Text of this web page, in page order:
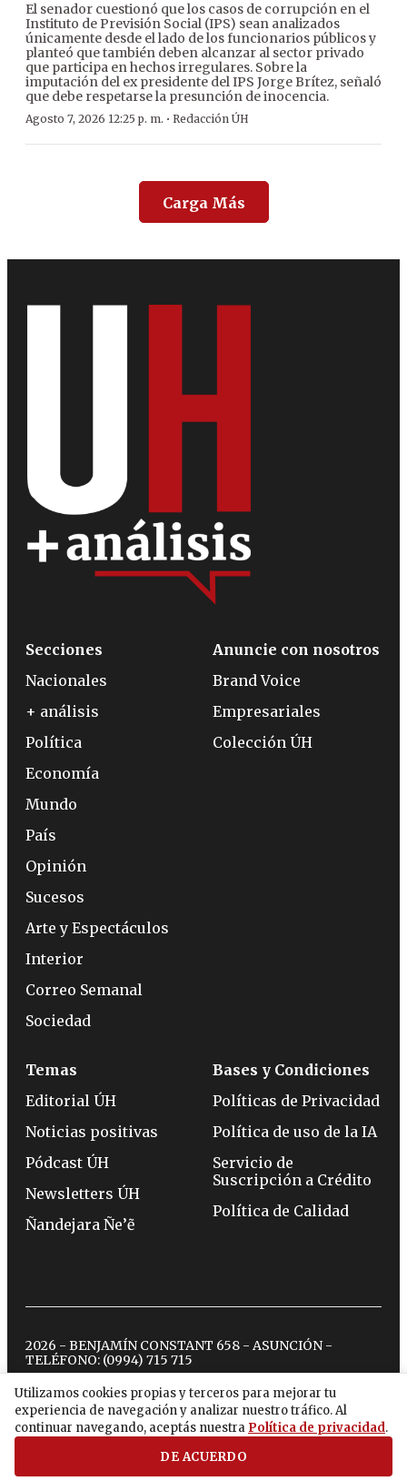
El senador cuestionó que los casos de corrupción en el
Instituto de Previsión Social (IPS) sean analizados
únicamente desde el lado de los funcionarios públicos y
planteó que también deben alcanzar al sector privado
que participa en hechos irregulares. Sobre la
imputación del ex presidente del IPS Jorge Brítez, señaló
que debe respetarse la presunción de inocencia.
Agosto 7, 2026 12:25 p. m. · Redacción ÚH
Carga Más
Utilizamos cookies propias y terceros para mejorar tu
experiencia de navegación y analizar nuestro tráfico. Al
continuar navegando, aceptás nuestra Política de privacidad.
DE ACUERDO
Secciones
Nacionales
+ análisis
Política
Economía
Mundo
País
Opinión
Sucesos
Arte y Espectáculos
Interior
Correo Semanal
Sociedad
Anuncie con nosotros
Brand Voice
Empresariales
Colección ÚH
Temas
Editorial ÚH
Noticias positivas
Pódcast ÚH
Newsletters ÚH
Ñandejara Ñe’ẽ
Bases y Condiciones
Políticas de Privacidad
Política de uso de la IA
Servicio de
Suscripción a Crédito
Política de Calidad
2026 - BENJAMÍN CONSTANT 658 - ASUNCIÓN -
TELÉFONO: (0994) 715 715
twitterinstagram
facebook
tiktokyoutubespotify